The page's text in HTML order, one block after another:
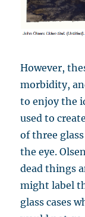
However,
morbidity,
to enjoy the
used to
of three
the eye.
dead things
might label
glass cases